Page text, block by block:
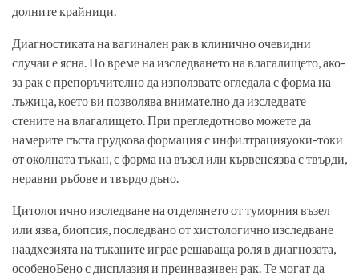
долните крайници.
Диагностиката на вагинален рак в клинично очевидни
случаи е ясна. По време на изследването на влагалището, ако­
за рак е препоръчително да използвате огледала с форма на
лъжица, което ви позволява внимателно да изследвате
стените на влагалището. При преглед­отново можете да
намерите гъста грудкова формация с инфилтрация­уоки-токи
от околната тъкан, с форма на възел или кървене­язва с твърди,
неравни ръбове и твърдо дъно.
Цитологично изследване на отделянето от туморния възел
или язва, биопсия, последвано от хистологично изследване
на­адхезията на тъканите играе решаваща роля в диагнозата,
особено­Бено с дисплазия и преинвазивен рак. Те могат да